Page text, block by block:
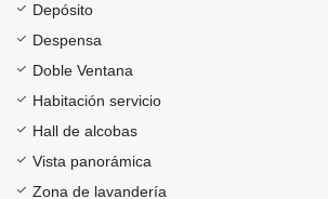
Depósito
Despensa
Doble Ventana
Habitación servicio
Hall de alcobas
Vista panorámica
Zona de lavandería